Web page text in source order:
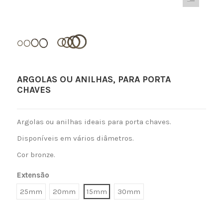
ARGOLAS OU ANILHAS, PARA PORTA
CHAVES
Argolas ou anilhas ideais para porta chaves.
Disponíveis em vários diâmetros.
Cor bronze.
Extensão
25mm
20mm 15mm 30mm